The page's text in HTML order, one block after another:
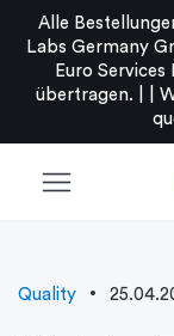
Alle
Labs Germany
Euro
übertragen. |
menu
Quality